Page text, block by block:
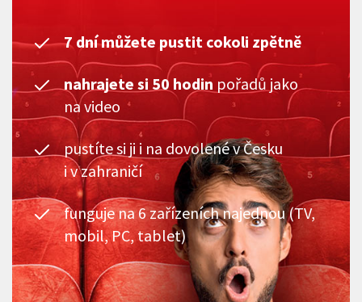
7 dní můžete pustit cokoli zpětně
nahrajete si 50 hodin pořadů jako
na video
pustíte si ji i na dovolené v Česku
i v zahraničí
funguje na 6 zařízeních najednou (TV,
mobil, PC, tablet)